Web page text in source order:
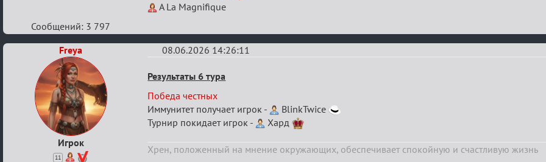
A La Magnifique
Сообщений: 3 797
Freya
Игрок
11
08.06.2026 14:26:11
Re:
XVI
Кубок
Вендетты
Результаты 6 тура
Победа честных
Иммунитет получает игрок -
BlinkTwice
Турнир покидает игрок -
Хард
Хрен, положенный на мнение окружающих, обеспечивает спокойную и счастливую жизнь